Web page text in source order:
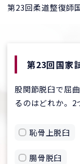
第23回柔道整復師
第23回国家
股関節脱臼で屈
るのはどれか。2
恥骨上脱臼
腸骨脱臼